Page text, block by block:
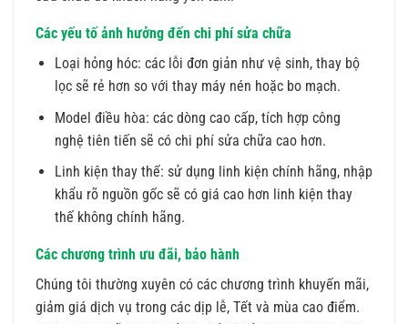
Các yếu tố ảnh hưởng đến chi phí sửa chữa
Loại hỏng hóc: các lỗi đơn giản như vệ sinh, thay bộ
lọc sẽ rẻ hơn so với thay máy nén hoặc bo mạch.
Model điều hòa: các dòng cao cấp, tích hợp công
nghệ tiên tiến sẽ có chi phí sửa chữa cao hơn.
Linh kiện thay thế: sử dụng linh kiện chính hãng, nhập
khẩu rõ nguồn gốc sẽ có giá cao hơn linh kiện thay
thế không chính hãng.
Các chương trình ưu đãi, bảo hành
Chúng tôi thường xuyên có các chương trình khuyến mãi,
giảm giá dịch vụ trong các dịp lễ, Tết và mùa cao điểm.